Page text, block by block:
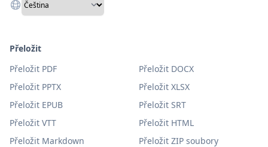
Přeložit
Přeložit PDF
Přeložit DOCX
Přeložit PPTX
Přeložit XLSX
Přeložit EPUB
Přeložit SRT
Přeložit VTT
Přeložit HTML
Přeložit Markdown
Přeložit ZIP soubory